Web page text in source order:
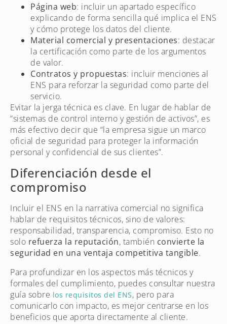
Página web: incluir un apartado específico
explicando de forma sencilla qué implica el ENS
y cómo protege los datos del cliente.
Material comercial y presentaciones: destacar
la certificación como parte de los argumentos
de valor.
Contratos y propuestas: incluir menciones al
ENS para reforzar la seguridad como parte del
servicio.
Evitar la jerga técnica es clave. En lugar de hablar de
“sistemas de control interno y gestión de activos”, es
más efectivo decir que “la empresa sigue un marco
oficial de seguridad para proteger la información
personal y confidencial de sus clientes”.
Diferenciación desde el
compromiso
Incluir el ENS en la narrativa comercial no significa
hablar de requisitos técnicos, sino de valores:
responsabilidad, transparencia, compromiso. Esto no
solo refuerza la reputación, también convierte la
seguridad en una ventaja competitiva tangible.
Para profundizar en los aspectos más técnicos y
formales del cumplimiento, puedes consultar nuestra
guía sobre los requisitos del ENS, pero para
comunicarlo con impacto, es mejor centrarse en los
beneficios que aporta directamente al cliente.